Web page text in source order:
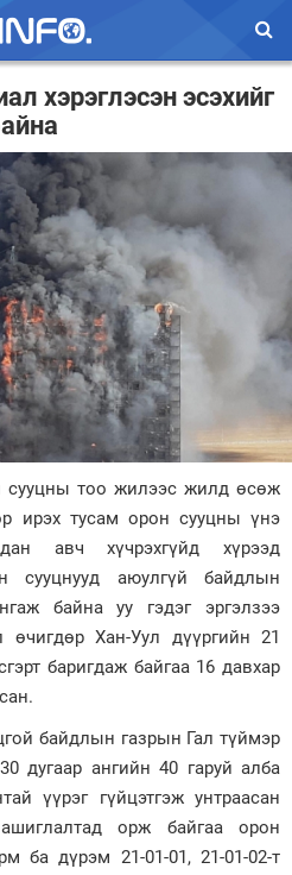
хэрэглэсэн эсэхийг
сууцны тоо жилээс жилд өсөж
ирэх тусам орон сууцны үнэ
авч хүчрэхгүйд хүрээд
сууцнууд аюулгүй байдлын
байна уу гэдэг эргэлзээ
өчигдөр Хан-Уул дүүргийн 21
баригдаж байгаа 16 давхар
байдлын газрын Гал түймэр
дугаар ангийн 40 гаруй алба
үүрэг гүйцэтгэж унтраасан
орж байгаа орон
ба дүрэм 21-01-01, 21-01-02-т